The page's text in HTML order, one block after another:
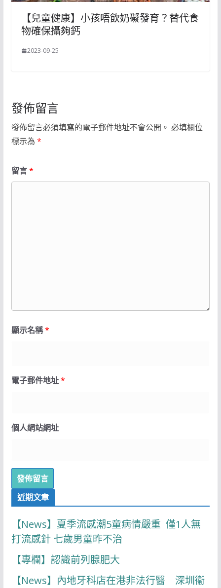
【兒童健康】小孩唔飲奶礙發育？替代食
物確保攝夠鈣
2023-09-25
發佈留言
發佈留言必須填寫的電子郵件地址不會公開。 必填欄位
標示為 *
留言*
顯示名稱*
電子郵件地址*
個人網站網址
近期文章
【News】夏季流感潮5童病情嚴重 僅1人無
打流感針 七歲男童昨不治
【專欄】認識前列腺肥大
【News】內地牙科店在港非法行醫 深圳衞